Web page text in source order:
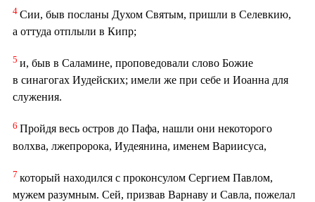
4 Сии, быв посланы Духом Святым, пришли в Селевкию,
а оттуда отплыли в Кипр;
5 и, быв в Саламине, проповедовали слово Божие
в синагогах Иудейских; имели же при себе и Иоанна для
служения.
6 Пройдя весь остров до Пафа, нашли они некоторого
волхва, лжепророка, Иудеянина, именем Вариисуса,
7 который находился с проконсулом Сергием Павлом,
мужем разумным. Сей, призвав Варнаву и Савла, пожелал